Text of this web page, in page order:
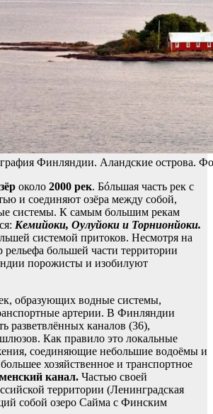
Финляндии. Аландские острова.
около 2000 рек. Бóльшая часть рек с
и соединяют озёра между собой,
системы. К самым большим рекам
Кемийоки, Оулуйоки и Торнионйоки.
системой притоков. Несмотря на
большей части территории
порожисты и изобилуют
образующих водные системы,
артерии. В Финляндии
разветвлённых каналов (36),
Как правило это локальные
соединяющие небольшие водоёмы и
хозяйственное и транспортное
канал. Частью своей
территории (Ленинградская
собой озеро Сайма с Финским